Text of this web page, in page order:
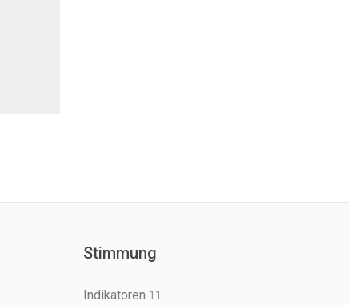
Stimmung
Indikatoren 11